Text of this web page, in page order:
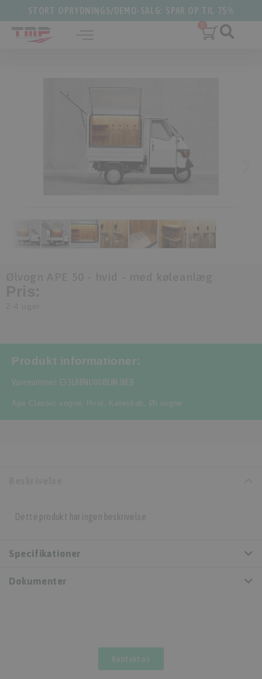
STORT OPRYDNINGS/DEMO-SALG: SPAR OP TIL 75%
Produkt informationer:
Varenummer: E33L8BNU00ØLIN.WEB
Ape Classic vogne, Hvid , Køleskab , Øl vogne
Dette produkt har ingen beskrivelse
Specifikationer
Dokumenter
Kontakt os